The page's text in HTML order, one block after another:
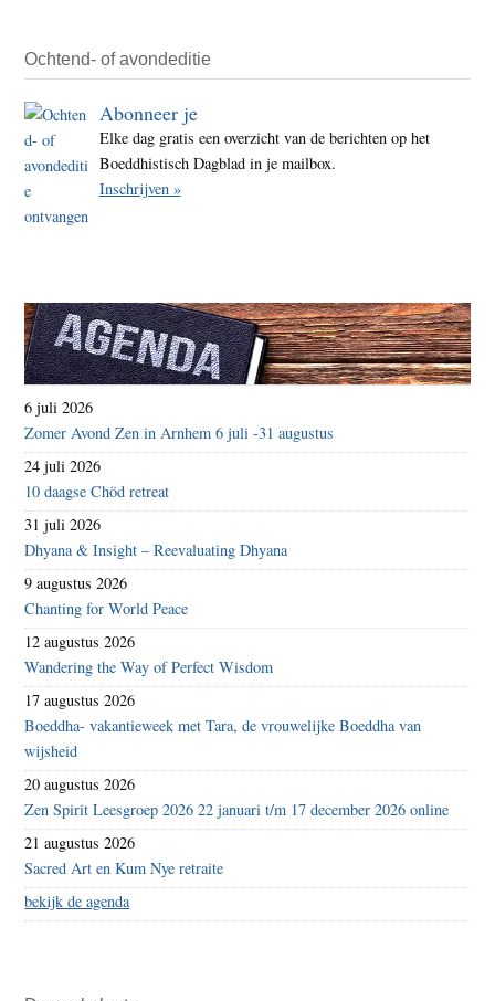
Ochtend- of avondeditie
Abonneer je
Elke dag gratis een overzicht van de berichten op het
Boeddhistisch Dagblad in je mailbox.
Inschrijven »
6 juli 2026
Zomer Avond Zen in Arnhem 6 juli -31 augustus
24 juli 2026
10 daagse Chöd retreat
31 juli 2026
Dhyana & Insight – Reevaluating Dhyana
9 augustus 2026
Chanting for World Peace
12 augustus 2026
Wandering the Way of Perfect Wisdom
17 augustus 2026
Boeddha- vakantieweek met Tara, de vrouwelijke Boeddha van
wijsheid
20 augustus 2026
Zen Spirit Leesgroep 2026 22 januari t/m 17 december 2026 online
21 augustus 2026
Sacred Art en Kum Nye retraite
bekijk de agenda